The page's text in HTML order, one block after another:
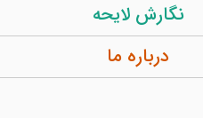
نگارش لایحه
درباره ما